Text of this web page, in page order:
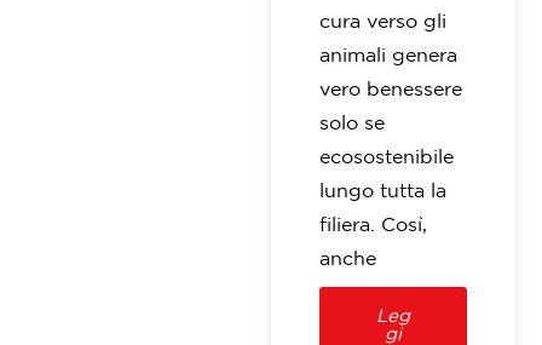
cura verso gli
animali genera
vero benessere
solo se
ecosostenibile
lungo tutta la
filiera. Così,
anche
Leg
gi